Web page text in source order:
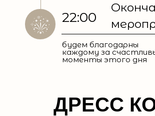
22:00
будем благодарны
каждому за
моменты этого дня
ДРЕСС